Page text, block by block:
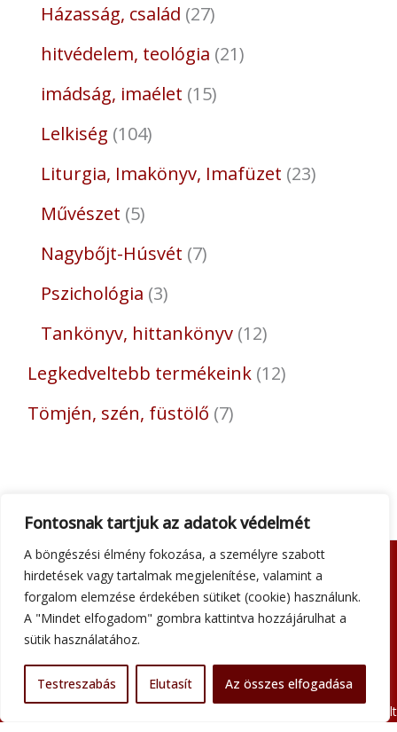
Fontosnak tartjuk az adatok védelmét
A böngészési élmény fokozása, a személyre szabott
hirdetések vagy tartalmak megjelenítése, valamint a
forgalom elemzése érdekében sütiket (cookie) használunk.
A "Mindet elfogadom" gombra kattintva hozzájárulhat a
sütik használatához.
Testreszabás Elutasít Az összes elfogadása
Házasság, család 27
hitvédelem, teológia 21
imádság, imaélet 15
Lelkiség 104
Liturgia, Imakönyv, Imafüzet 23
Művészet 5
Nagybőjt-Húsvét 7
Pszichológia 3
Tankönyv, hittankönyv 12
Legkedveltebb termékeink 12
Tömjén, szén, füstölő 7
Adatkezelési tájékoztató
Általános szerződési feltételek
Kapcsolat
Minden jog fenntartva © 2026 Szent Atanáz Könyv- és Kegytárgybolt